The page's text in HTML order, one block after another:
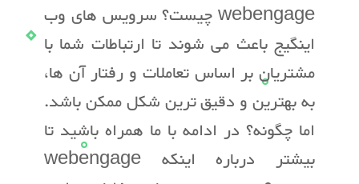
webengage چیست؟ سرویس های وب
اینگیج باعث می شوند تا ارتباطات شما با
مشتریان بر اساس تعاملات و رفتار آن ها،
به بهترین و دقیق ترین شکل ممکن باشد.
اما چگونه؟ در ادامه با ما همراه باشید تا
بیشتر درباره اینکه webengage